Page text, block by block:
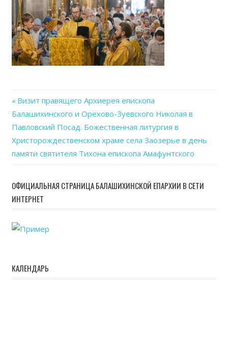
Навигация
по
записям
Previous
Post:
Визит правящего Архиерея епископа
Балашихинского и Орехово-Зуевского Николая в
Павловский Посад. Божественная литургия в
Христорождественском храме села Заозерье в день
памяти святителя Тихона епископа Амафунтского
ОФИЦИАЛЬНАЯ СТРАНИЦА БАЛАШИХИНСКОЙ ЕПАРХИИ В СЕТИ
ИНТЕРНЕТ
КАЛЕНДАРЬ